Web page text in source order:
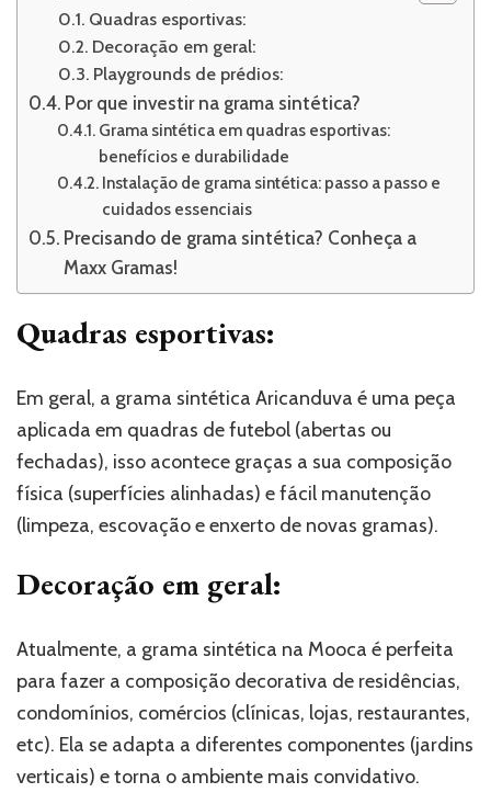
Quadras esportivas:
Decoração em geral:
Playgrounds de prédios:
Por que investir na grama sintética?
Grama sintética em quadras esportivas:
benefícios e durabilidade
Instalação de grama sintética: passo a passo e
cuidados essenciais
Precisando de grama sintética? Conheça a
Maxx Gramas!
Quadras esportivas:
Em geral, a grama sintética Aricanduva é uma peça
aplicada em quadras de futebol (abertas ou
fechadas), isso acontece graças a sua composição
física (superfícies alinhadas) e fácil manutenção
(limpeza, escovação e enxerto de novas gramas).
Decoração em geral:
Atualmente, a grama sintética na Mooca é perfeita
para fazer a composição decorativa de residências,
condomínios, comércios (clínicas, lojas, restaurantes,
etc). Ela se adapta a diferentes componentes (jardins
verticais) e torna o ambiente mais convidativo.